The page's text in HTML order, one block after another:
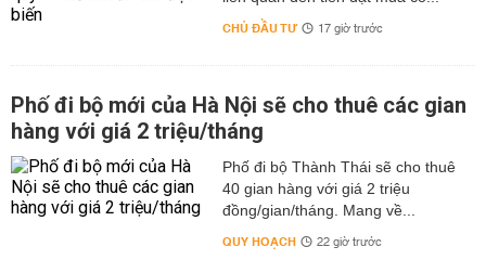
CHỦ ĐẦU TƯ 17 giờ trước
Phố đi bộ mới của Hà Nội sẽ cho thuê các gian
hàng với giá 2 triệu/tháng
Phố đi bộ Thành Thái sẽ cho thuê
40 gian hàng với giá 2 triệu
đồng/gian/tháng. Mang về...
QUY HOẠCH 22 giờ trước